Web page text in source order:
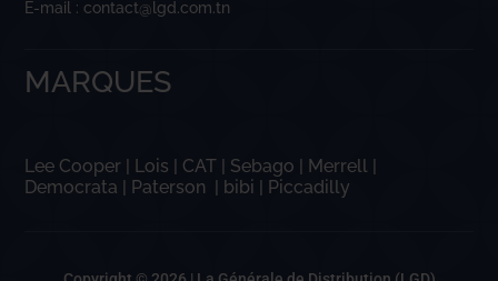
E-mail : contact@lgd.com.tn
MARQUES
Lee Cooper | Lois | CAT | Sebago | Merrell |
Democrata | Paterson | bibi | Piccadilly